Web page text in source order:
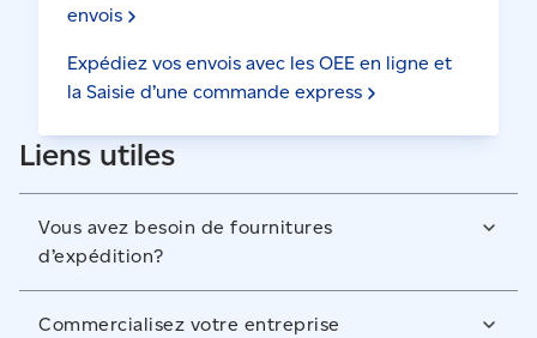
envois
Expédiez vos envois avec les OEE en ligne et
la Saisie d’une commande express
Liens utiles
Vous avez besoin de fournitures
d’expédition?
Magasinez des fournitures d’expédition, des timbres,
Commercialisez votre entreprise